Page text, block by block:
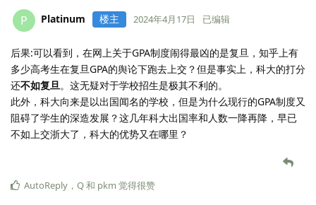
P Platinum 楼主 2024年4月17日 已编辑
后果:可以看到，在网上关于GPA制度闹得最凶的是复旦，知乎上有
多少高考生在复旦GPA的舆论下跑去上交？但是事实上，科大的打分
还不如复旦。这无疑对于学校招生是极其不利的。
此外，科大向来是以出国闻名的学校，但是为什么现行的GPA制度又
阻碍了学生的深造发展？这几年科大出国率和人数一降再降，早已
不如上交浙大了，科大的优势又在哪里？
AutoReply ， Q和 pkm 觉得很赞